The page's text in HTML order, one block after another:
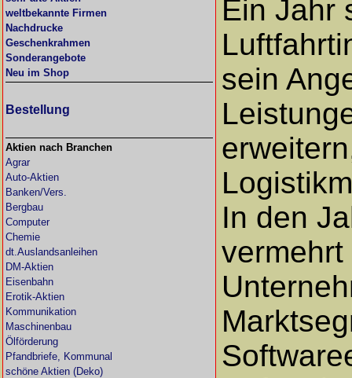
weltbekannte Firmen
Nachdrucke
Geschenkrahmen
Sonderangebote
Neu im Shop
Bestellung
Aktien nach Branchen
Agrar
Auto-Aktien
Banken/Vers.
Bergbau
Computer
Chemie
dt.Auslandsanleihen
DM-Aktien
Eisenbahn
Erotik-Aktien
Kommunikation
Maschinenbau
Ölförderung
Pfandbriefe, Kommunal
schöne Aktien (Deko)
Ein Jahr
sein
In den